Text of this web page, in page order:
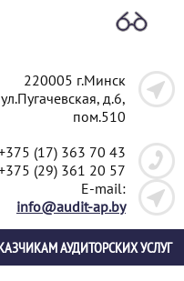
220005 г.Минск
ул.Пугачевская, д.6,
пом.510
(17) 363 70 43
(29) 361 20 57
E-mail:
info@audit-ap.by
АУДИТОРСКИХ УСЛУГ